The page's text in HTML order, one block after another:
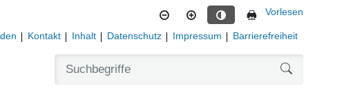
Kontrastmodus aktivieren
Vorlesen
Kontakt Inhalt Datenschutz Impressum Barrierefreiheit